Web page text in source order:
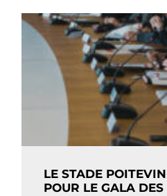
LE STADE POITEVIN
POUR LE GALA